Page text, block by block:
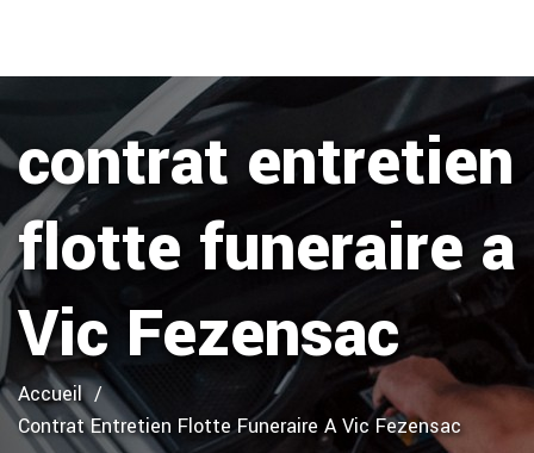
contrat entretien
flotte funeraire a
Vic Fezensac
Accueil
Contrat Entretien Flotte Funeraire A Vic Fezensac